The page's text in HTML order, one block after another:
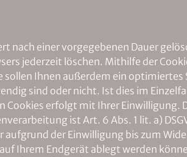
nach einer vorgegebenen Dauer
jederzeit löschen. Mithilfe der
sollen Ihnen außerdem ein
sind oder nicht. Ist dies im
erfolgt mit Ihrer Einwilligung.
ist Art. 6 Abs. 1 lit. a)
aufgrund der Einwilligung bis zum
Ihrem Endgerät ablegt werden